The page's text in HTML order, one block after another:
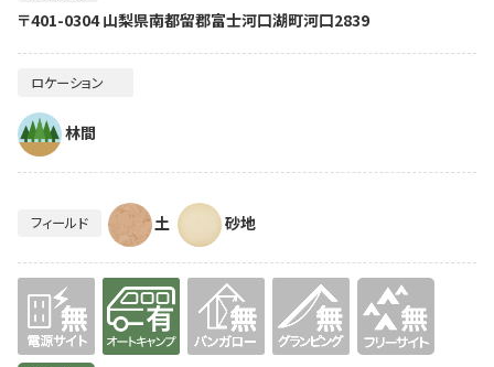
〒401-0304 山梨県南都留郡富士河口湖町河口2839
ロケーション
林間
フィールド 土 砂地
無 有り